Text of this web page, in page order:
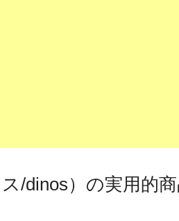
/dinos）の実用的